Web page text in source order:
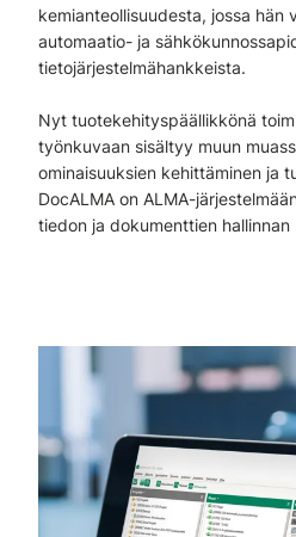
kemianteollisuudesta, jossa hän
automaatio- ja
tietojärjestelmähankkeista.
Nyt tuotekehityspäällikkönä
työnkuvaan sisältyy muun
ominaisuuksien kehittäminen ja
DocALMA on ALMA-
tiedon ja dokumenttien hallinnan